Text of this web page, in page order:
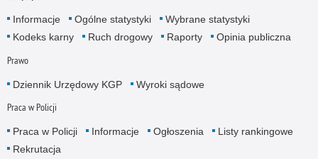
Informacje Ogólne statystyki
Wybrane statystyki
Kodeks karny
Ruch drogowy Raporty Opinia publiczna
Prawo
Dziennik Urzędowy KGP Wyroki sądowe
Praca w Policji
Praca w Policji Informacje Ogłoszenia
Listy rankingowe
Rekrutacja